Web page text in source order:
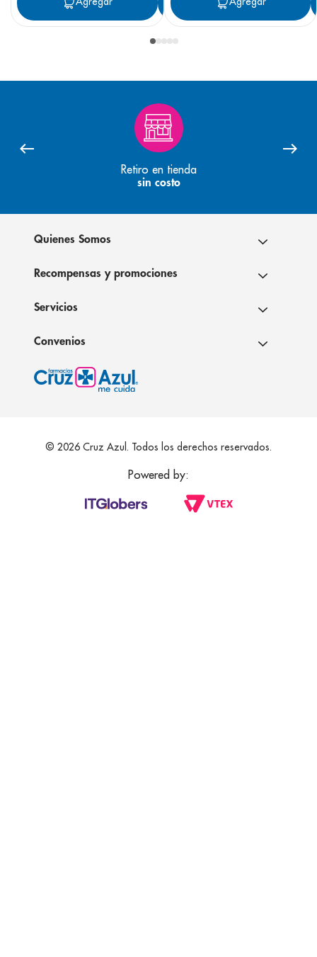
Retiro en tienda
sin costo
Quienes Somos
Recompensas y promociones
Servicios
Convenios
© 2026 Cruz Azul. Todos los derechos reservados.
Powered by: